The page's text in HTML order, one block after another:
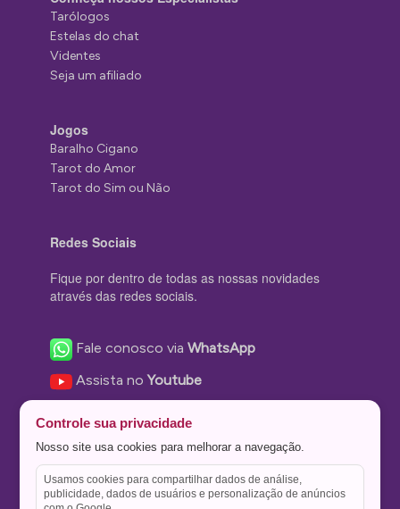
Tarólogos
Estelas do chat
Videntes
Seja um afiliado
Jogos
Baralho Cigano
Tarot do Amor
Tarot do Sim ou Não
Redes Sociais
Fique por dentro de todas as nossas novidades
através das redes sociais.
Fale conosco viaWhatsApp
Assista noYoutube
Nos siga no Instagram
Nos siga noTwitter
Controle sua privacidade
Nosso site usa cookies para melhorar a navegação.
Usamos cookies para compartilhar dados de análise,
publicidade, dados de usuários e personalização de anúncios